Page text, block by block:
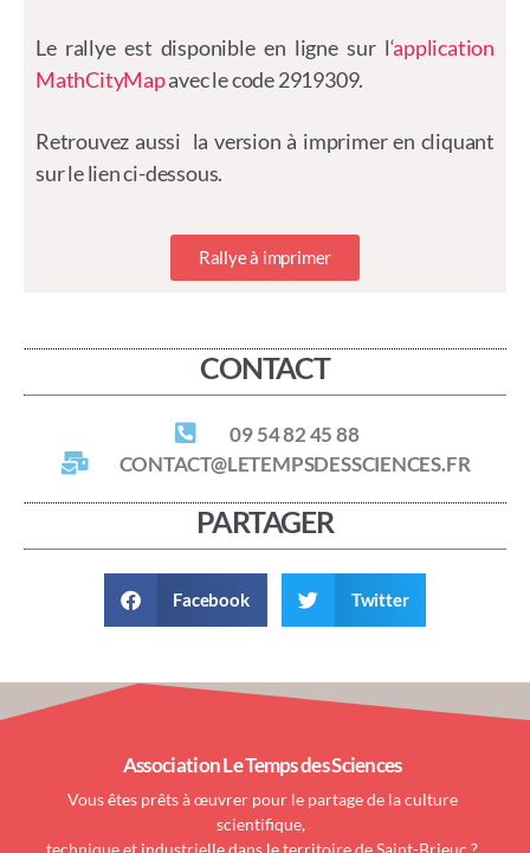
Le rallye est disponible en ligne sur l‘application
MathCityMapavec le code 2919309.
Retrouvez aussi la version à imprimer en cliquant
sur le lien ci-dessous.
Rallye à imprimer
CONTACT
09 54 82 45 88
CONTACT@LETEMPSDESSCIENCES.FR
PARTAGER
Facebook Twitter
Association Le Temps des Sciences
Vous êtes prêts à œuvrer pour le partage de la culture
scientifique,
technique et industrielle dans le territoire de Saint-Brieuc ?